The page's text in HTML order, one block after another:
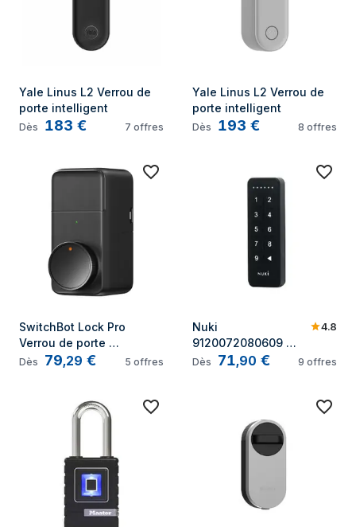
Yale Linus L2 Verrou de
porte intelligent
Dès 183 € 7 offres
Yale Linus L2 Verrou de
porte intelligent
Dès 193 € 8 offres
SwitchBot Lock Pro
Verrou de porte
intelligent
Dès 79,29 € 5 offres
Nuki
9120072080609
cadenas intelligent
4.8
Dès 71,90 € 9 offres